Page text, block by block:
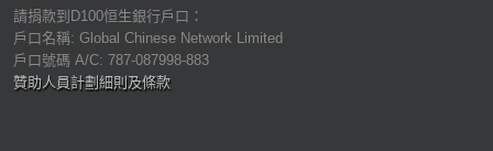
請捐款到D100恒生銀行戶口：
戶口名稱: Global Chinese Network Limited
戶口號碼 A/C: 787-087998-883
贊助人員計劃細則及條款